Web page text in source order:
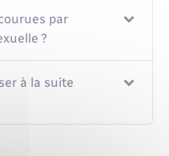
par
?
à la suite